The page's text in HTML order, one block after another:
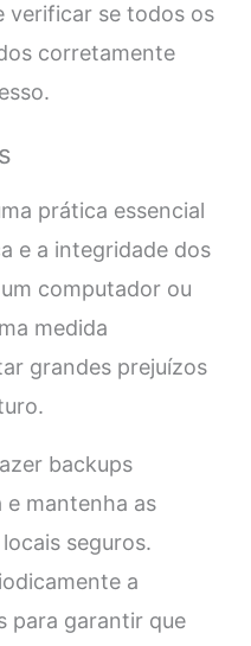
verificar se todos os
corretamente
prática essencial
e a integridade dos
computador ou
medida
grandes prejuízos
backups
e mantenha as
seguros.
a
para garantir que